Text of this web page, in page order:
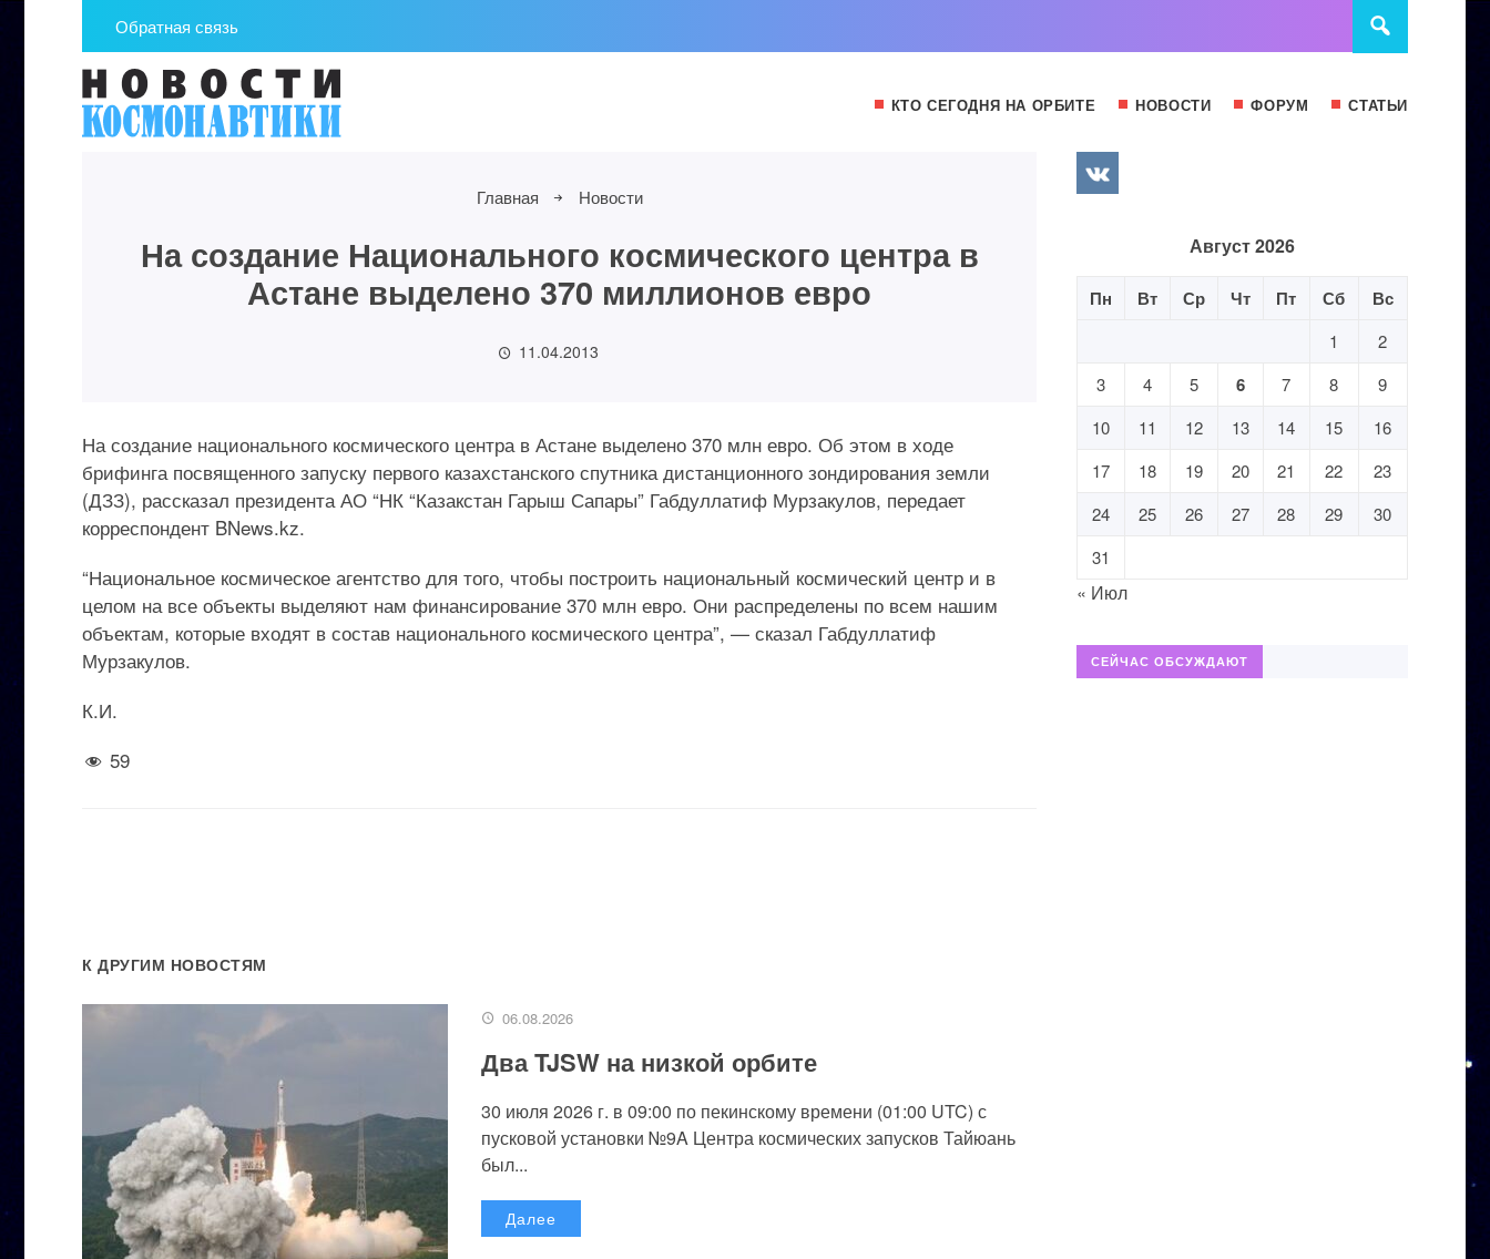
Обратная связь
КТО СЕГОДНЯ НА ОРБИТЕ НОВОСТИ ФОРУМ СТАТЬИ
Главная Новости
На создание Национального космического центра в
Астане выделено 370 миллионов евро
11.04.2013
На создание национального космического центра в Астане выделено 370 млн евро. Об этом в ходе
брифинга посвященного запуску первого казахстанского спутника дистанционного зондирования земли
(ДЗЗ), рассказал президента АО “НК “Казакстан Гарыш Сапары” Габдуллатиф Мурзакулов, передает
корреспондент BNews.kz.
“Национальное космическое агентство для того, чтобы построить национальный космический центр и в
целом на все объекты выделяют нам финансирование 370 млн евро. Они распределены по всем нашим
объектам, которые входят в состав национального космического центра”, — сказал Габдуллатиф
Мурзакулов.
К.И.
59
К ДРУГИМ НОВОСТЯМ
06.08.2026
Два TJSW на низкой орбите
30 июля 2026 г. в 09:00 по пекинскому времени (01:00 UTC) с
пусковой установки №9A Центра космических запусков Тайюань
был...
Далее
Август 2026
Пн Вт Ср Чт Пт Сб Вс
1
2
3
4 5 6 7 8
9
10
11 12 13 14 15
16
17
18 19 20 21 22
23
24
25 26 27 28 29
30
31
« Июл
СЕЙЧАС ОБСУЖДАЮТ